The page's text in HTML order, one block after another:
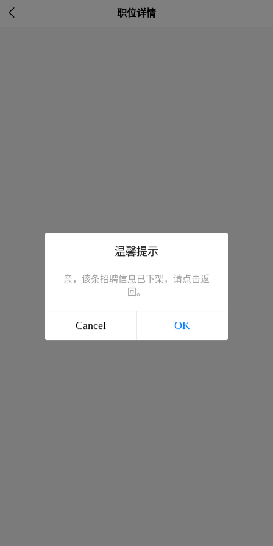
 职位详情
温馨提示
亲，该条招聘信息已下架，请点击返
回。
Cancel OK